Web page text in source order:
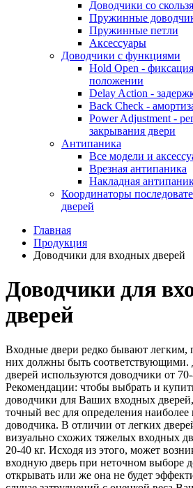
Доводчики со
Пружинные
Пружинные петли
Аксессуары
Доводчики с функциями
Hold Open -
положении
Delay Action -
Back Check -
Power Adjustment -
закрывания двери
Антипаника
Все модели и
Врезная антипаника
Накладная
Координаторы
дверей
Главная
Продукция
Доводчики для входных дверей
Доводчики для
дверей
Входные двери редко бывают легким,
них должны быть соответствующими.
дверей используются доводчики от
Рекомендации: чтобы выбрать и
доводчики для Ваших входных
точный вес для определения
доводчика. В отличии от легких
визуально схожих тяжелых входных
20-40 кг. Исходя из этого, может
входную дверь при неточном выборе
открывать или же она не будет